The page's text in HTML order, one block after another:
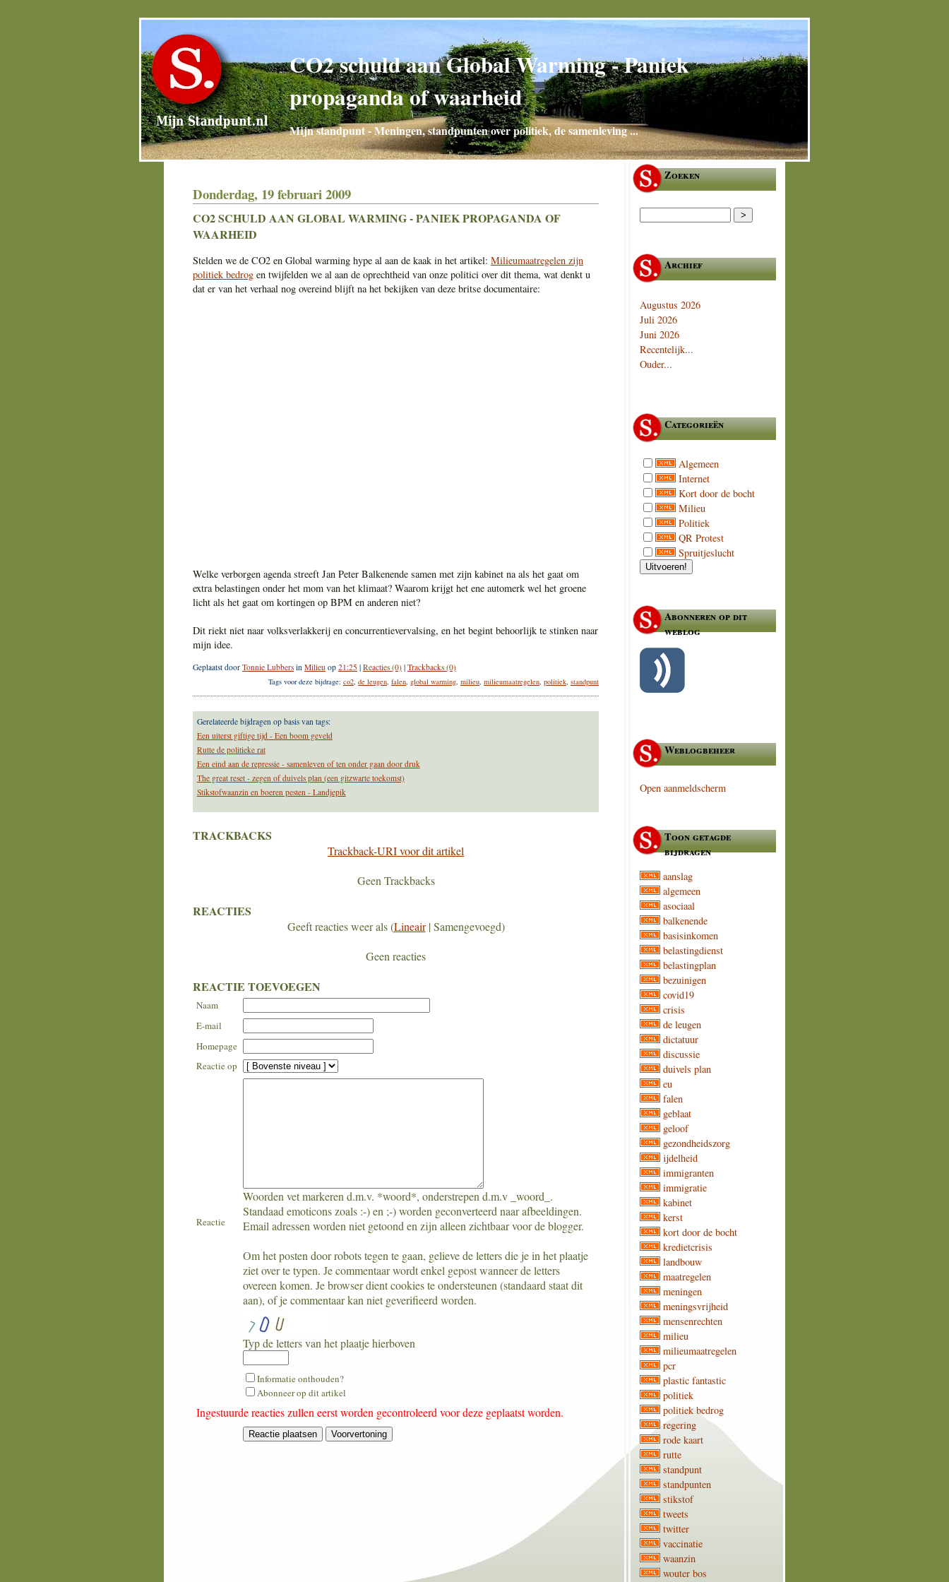
CO2 schuld aan Global Warming - Paniek
propaganda of waarheid
Mijn standpunt - Meningen, standpunten over politiek, de samenleving ...
Donderdag, 19 februari 2009
CO2 SCHULD AAN GLOBAL WARMING - PANIEK PROPAGANDA OF
WAARHEID
Stelden we de CO2 en Global warming hype al aan de kaak in het artikel: Milieumaatregelen zijn
politiek bedrog en twijfelden we al aan de oprechtheid van onze politici over dit thema, wat denkt u
dat er van het verhaal nog overeind blijft na het bekijken van deze britse documentaire:
Welke verborgen agenda streeft Jan Peter Balkenende samen met zijn kabinet na als het gaat om
extra belastingen onder het mom van het klimaat? Waarom krijgt het ene automerk wel het groene
licht als het gaat om kortingen op BPM en anderen niet?
Dit riekt niet naar volksverlakkerij en concurrentievervalsing, en het begint behoorlijk te stinken naar
mijn idee.
Geplaatst door Tonnie Lubbers in Milieu op 21:25 | Reacties (0) | Trackbacks (0)
Tags voor deze bijdrage: co2 de leugen falen global warming milieu milieumaatregelen politiek standpunt
Gerelateerde bijdragen op basis van tags:
Een uiterst giftige tijd - Een boom geveld
Rutte de politieke rat
Een eind aan de repressie - samenleven of ten onder gaan door druk
The great reset - zegen of duivels plan (een gitzwarte toekomst)
Stikstofwaanzin en boeren pesten - Landjepik
TRACKBACKS
Trackback-URI voor dit artikel
Geen Trackbacks
REACTIES
Geeft reacties weer als (Lineair| Samengevoegd)
Geen reacties
REACTIE TOEVOEGEN
Naam
E-mail
Homepage
Reactie op
Reactie
Woorden vet markeren d.m.v. *woord*, onderstrepen d.m.v _woord_.
Standaad emoticons zoals :-) en ;-) worden geconverteerd naar afbeeldingen.
Email adressen worden niet getoond en zijn alleen zichtbaar voor de blogger.
Om het posten door robots tegen te gaan, gelieve de letters die je in het plaatje
ziet over te typen. Je commentaar wordt enkel gepost wanneer de letters
overeen komen. Je browser dient cookies te ondersteunen (standaard staat dit
aan), of je commentaar kan niet geverifieerd worden.
Typ de letters van het plaatje hierboven
What
is
two
plus
five?
Informatie onthouden?
Abonneer op dit artikel
Ingestuurde reacties zullen eerst worden gecontroleerd voor deze geplaatst worden.
Zoeken
Archief
Augustus 2026
Juli 2026
Juni 2026
Recentelijk...
Ouder...
Categorieën
Algemeen
Internet
Kort door de bocht
Milieu
Politiek
QR Protest
Spruitjeslucht
Abonneren op dit
weblog
Weblogbeheer
Open aanmeldscherm
Toon getagde
bijdragen
aanslag
algemeen
asociaal
balkenende
basisinkomen
belastingdienst
belastingplan
bezuinigen
covid19
crisis
de leugen
dictatuur
discussie
duivels plan
eu
falen
geblaat
geloof
gezondheidszorg
ijdelheid
immigranten
immigratie
kabinet
kerst
kort door de bocht
kredietcrisis
landbouw
maatregelen
meningen
meningsvrijheid
mensenrechten
milieu
milieumaatregelen
pcr
plastic fantastic
politiek
politiek bedrog
regering
rode kaart
rutte
standpunt
standpunten
stikstof
tweets
twitter
vaccinatie
waanzin
wouter bos